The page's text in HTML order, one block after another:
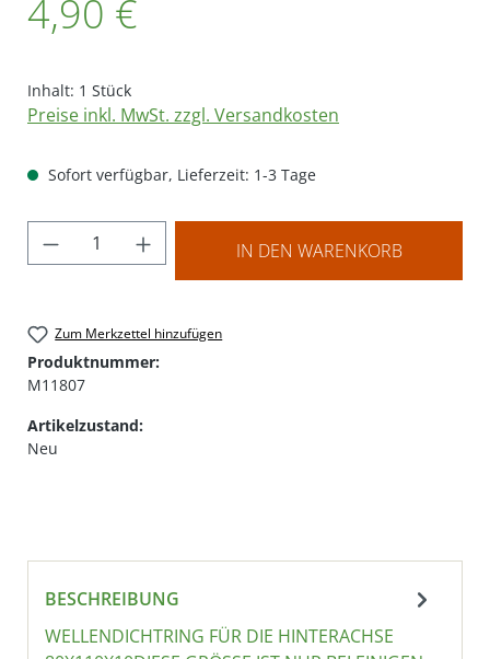
4,90 €
Inhalt: 1 Stück
Preise inkl. MwSt. zzgl. Versandkosten
Sofort verfügbar, Lieferzeit: 1-3 Tage
Produkt Anzahl: Gib den gewünschten
IN DEN WARENKORB
Zum Merkzettel hinzufügen
Produktnummer:
M11807
Artikelzustand:
Neu
BESCHREIBUNG
WELLENDICHTRING FÜR DIE HINTERACHSE